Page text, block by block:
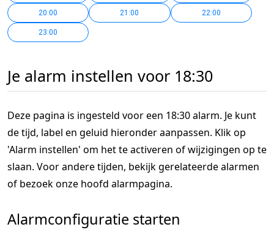
20:00 21:00 22:00
23:00
Je alarm instellen voor 18:30
Deze pagina is ingesteld voor een 18:30 alarm. Je kunt
de tijd, label en geluid hieronder aanpassen. Klik op
'Alarm instellen' om het te activeren of wijzigingen op te
slaan. Voor andere tijden, bekijk gerelateerde alarmen
of bezoek onze hoofd alarmpagina.
Alarmconfiguratie starten